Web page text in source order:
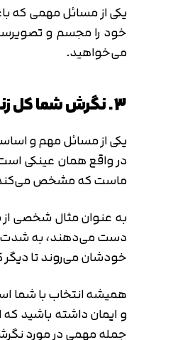
یکی از مسائل مهمی که
خود را مجسم و
می‌خواهید.
3. نگرش شما کل زندگیتان را تعیین می کند
یکی از مسائل مهم و
در واقع همان عینکی
ماست که مشخص می‌کند
به عنوان مثال شخصی از
دست می‌دهند، به شدت
خودشان می‌روند تا دیگر
همیشه انتخاب با شما
و ایمان داشته باشید
جمله مهمی در مورد